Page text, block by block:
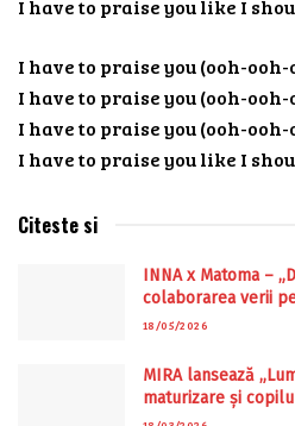
I have to praise you like I
I have to praise you (ooh-ooh-
I have to praise you (ooh-ooh-
I have to praise you (ooh-ooh-
I have to praise you like I
Citeste si
INNA x Matoma –
colaborarea verii
18/05/2026
MIRA lansează
maturizare și